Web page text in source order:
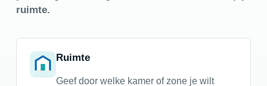
ruimte.
Ruimte
Geef door welke kamer of zone je wilt